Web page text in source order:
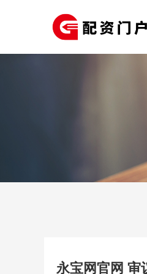
永宝网官网 审